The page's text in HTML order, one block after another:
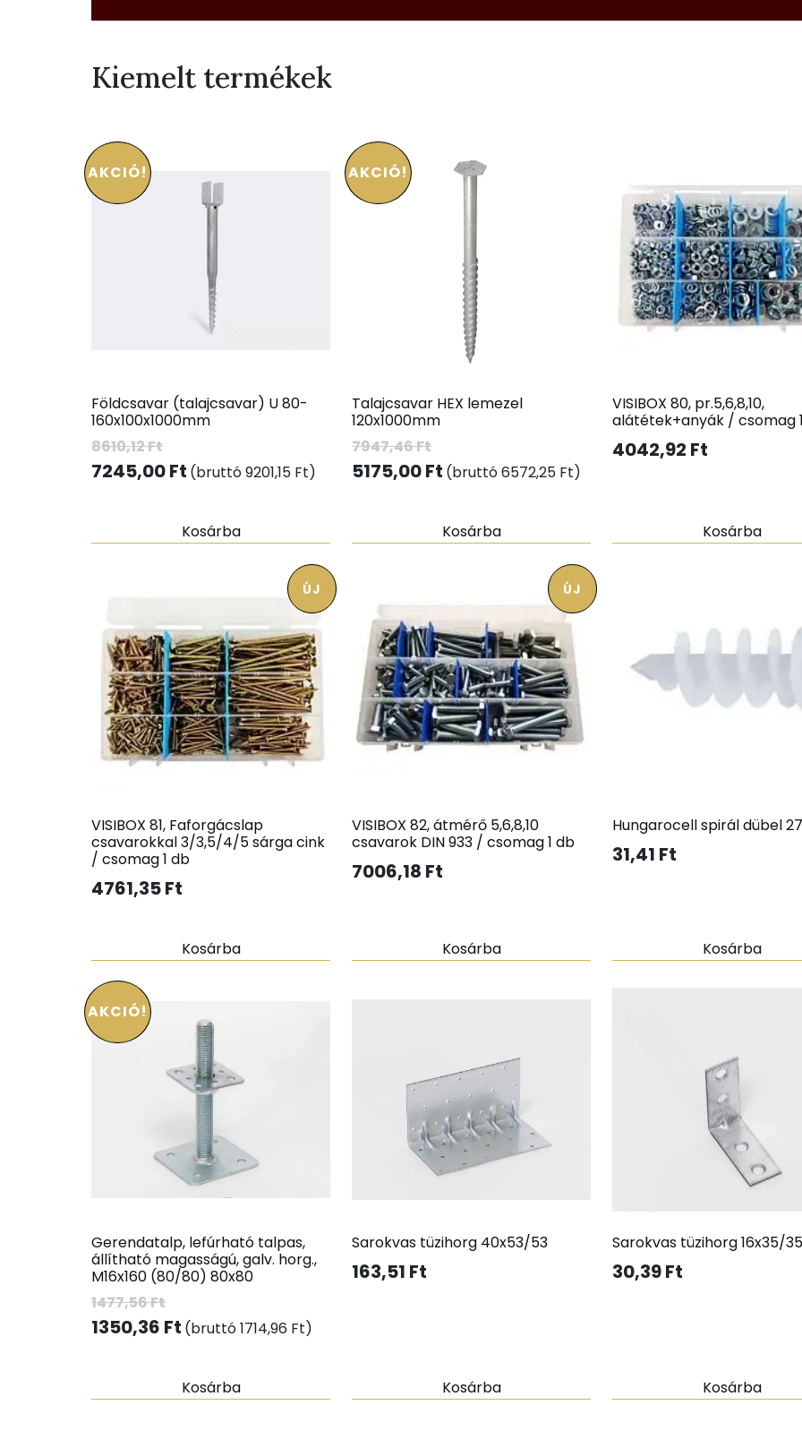
Kiemelt termékek
Földcsavar (talajcsavar) U 80-
160x100x1000mm
AKCIÓ!
8610,12Ft
7245,00Ft (bruttó9201,15 Ft)
Kosárba
Talajcsavar HEX lemezel
120x1000mm
AKCIÓ!
7947,46Ft
5175,00Ft (bruttó6572,25 Ft)
Kosárba
VISIBOX 80, pr.5,6,8,10,
alátétek+anyák / csomag
4042,92 Ft
Kosárba
VISIBOX 81, Faforgácslap
csavarokkal 3/3,5/4/5 sárga cink
/ csomag 1 db
4761,35Ft
ÚJ
Kosárba
VISIBOX 82, átmérő 5,6,8,10
csavarok DIN 933 / csomag 1 db
7006,18 Ft
ÚJ
Kosárba
Hungarocell spirál dübel
31,41 Ft
Kosárba
Gerendatalp, lefúrható talpas,
állítható magasságú, galv. horg.,
M16x160 (80/80) 80x80
AKCIÓ!
1477,56Ft
1350,36 Ft (bruttó1714,96 Ft)
Kosárba
Sarokvas tüzihorg 40x53/53
163,51 Ft
Kosárba
Sarokvas tüzihorg 16x35/35
30,39Ft
Kosárba